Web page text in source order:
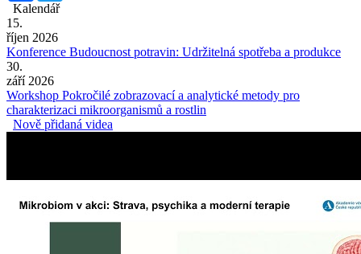
Kalendář
15.
říjen 2026
Konference Budoucnost potravin: Udržitelná spotřeba a produkce
30.
září 2026
Workshop Pokročilé zobrazovací a analytické metody pro
charakterizaci mikroorganismů a rostlin
Nově přidaná videa